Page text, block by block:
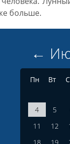
больше.
←
Пн Вт
4
5
11
12